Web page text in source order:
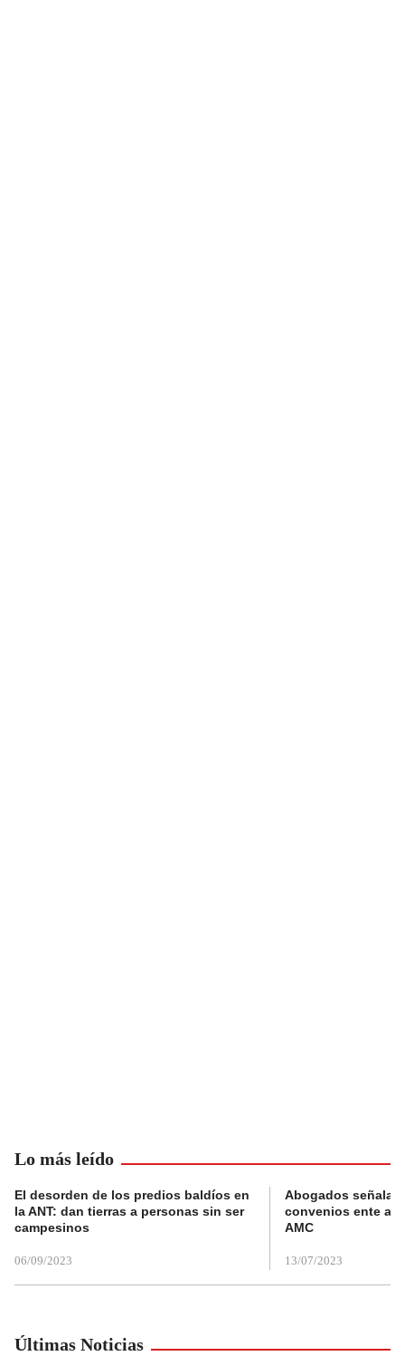
Lo más leído
El desorden de los predios baldíos en
la ANT: dan tierras a personas sin ser
campesinos
06/09/2023
Abogados
convenios ente
AMC
13/07/2023
Últimas Noticias